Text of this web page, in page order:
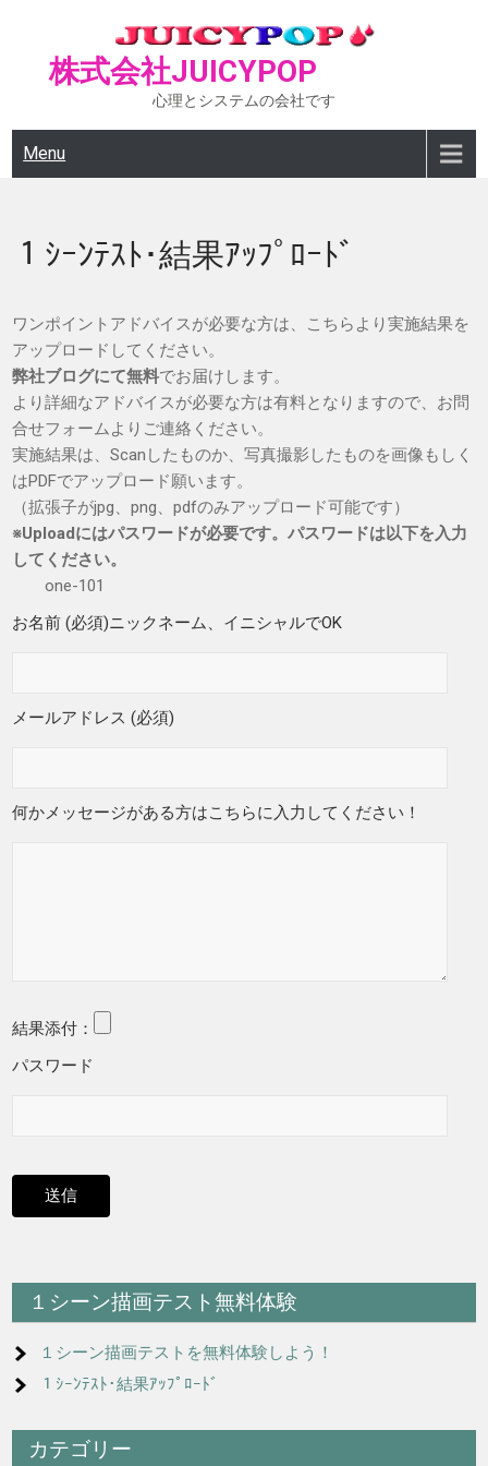
content株式会社JUICYPOP
心理とシステムの会社です
Menu
１ｼｰﾝﾃｽﾄ･結果ｱｯﾌﾟﾛｰﾄﾞ
ワンポイントアドバイスが必要な方は、こちらより実施結果を
アップロードしてください。
弊社ブログにて無料でお届けします。
より詳細なアドバイスが必要な方は有料となりますので、お問
合せフォームよりご連絡ください。
実施結果は、Scanしたものか、写真撮影したものを画像もしく
はPDFでアップロード願います。
（拡張子がjpg、png、pdfのみアップロード可能です）
※Uploadにはパスワードが必要です。パスワードは以下を入力
してください。
one-101
お名前 (必須)ニックネーム、イニシャルでOK
メールアドレス (必須)
何かメッセージがある方はこちらに入力してください！
結果添付：
パスワード
１シーン描画テスト無料体験
１シーン描画テストを無料体験しよう！
１ｼｰﾝﾃｽﾄ･結果ｱｯﾌﾟﾛｰﾄﾞ
カテゴリー